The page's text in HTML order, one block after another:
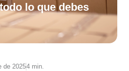
lo que debes
de 20254 min.